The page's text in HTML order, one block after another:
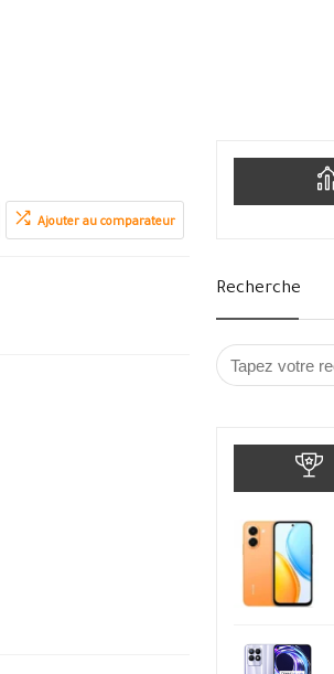
Ajouter au comparateur
Recherche